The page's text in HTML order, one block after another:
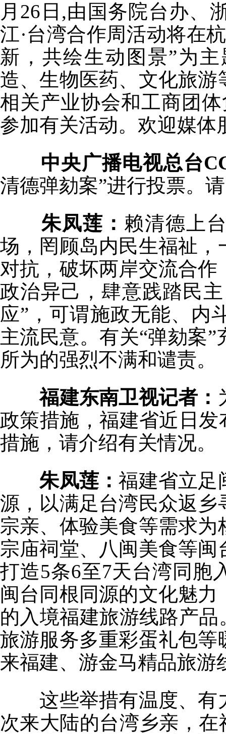
月26日,由国务院台办、
江·台湾合作周活动将在
新，共绘生动图景”为
造、生物医药、文化旅
相关产业协会和工商团
参加有关活动。欢迎媒体
中央广播电视总台
清德弹劾案”进行投票。
朱凤莲： 赖清德上
场，罔顾岛内民生福祉
对抗，破坏两岸交流合
政治异己，肆意践踏民
应”，可谓施政无能、内
主流民意。有关“弹劾案
所为的强烈不满和谴责。
福建东南卫视记者：
政策措施，福建省近日
措施，请介绍有关情况。
朱凤莲：福建省立足
源，以满足台湾民众返
宗亲、体验美食等需求
宗庙祠堂、八闽美食等
打造5条6至7天台湾同胞
闽台同根同源的文化魅
的入境福建旅游线路产
旅游服务多重彩蛋礼包
来福建、游金马精品旅游
这些举措有温度、有
次来大陆的台湾乡亲，